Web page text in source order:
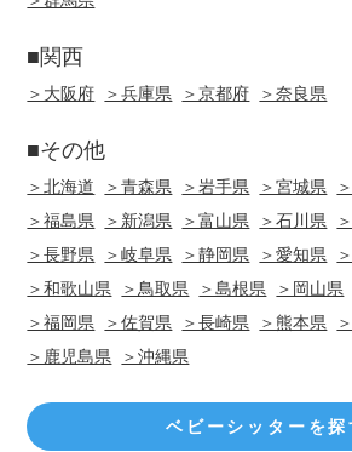
■関西
＞大阪府 ＞兵庫県 ＞京都府 ＞奈良県
■その他
＞北海道 ＞青森県 ＞岩手県 ＞宮城県
＞福島県
＞新潟県 ＞富山県 ＞石川県
＞長野県
＞岐阜県 ＞静岡県 ＞愛知県
＞和歌山県
＞鳥取県 ＞島根県 ＞岡山県
＞福岡県
＞佐賀県 ＞長崎県 ＞熊本県
＞鹿児島県
＞沖縄県
ベビーシッターを探